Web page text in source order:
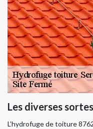
Les diverses
L’hydrofuge de toiture